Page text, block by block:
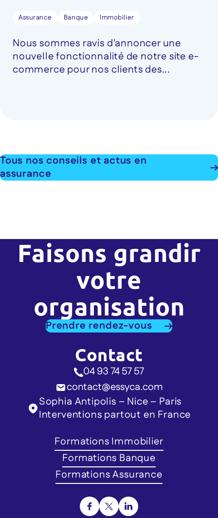
Assurance Banque Immobilier
Nous sommes ravis d'annoncer une
nouvelle fonctionnalité de notre site e-
commerce pour nos clients des...
Tous nos conseils et actus en
assurance
Faisons grandir
votre
organisation
Prendre rendez-vous
Contact
04 93 74 57 57
contact@essyca.com
Sophia Antipolis – Nice – Paris
Interventions partout en France
Formations Immobilier
Formations Banque
Formations Assurance